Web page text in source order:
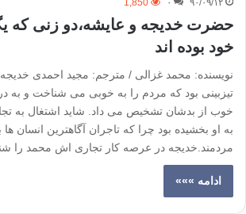
۹۰/۰۹/۱۲ ۰ 1,850
حضرت خديجه و عايشه،دو زنی که
خود بوده اند
نویسنده: محمد غزالی / مترجم: مجید احمدی خدیجه-
تیزبینی بود که مردم را به خوبی می شناخت و به
خوب از بدشان تشخیص می داد. شاید اشتغال به
به او بخشیده بود چرا که تاجران آگاهترین انسان ها
مردمند.خدیجه در عرصه کار تجاری اش محمد را
ادامه »»»